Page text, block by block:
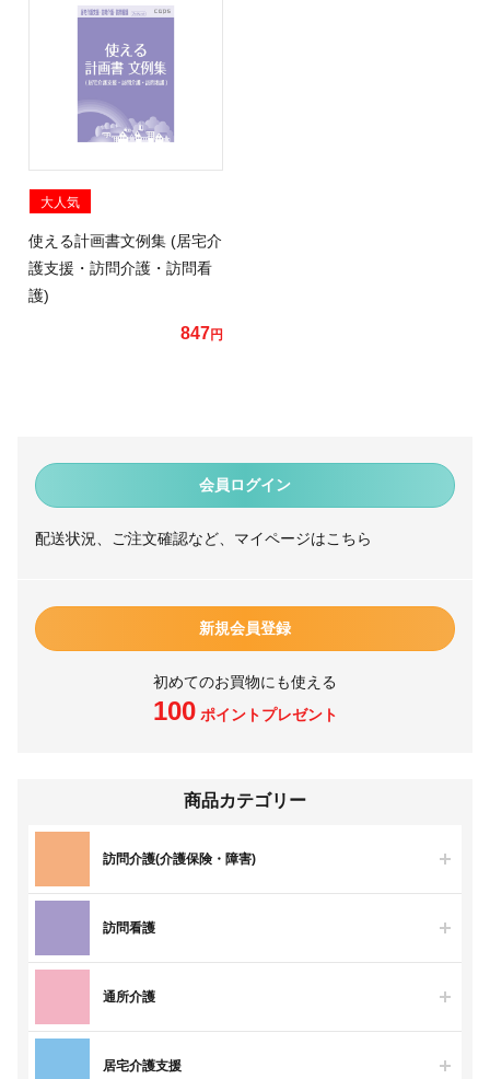
会員ログイン
配送状況、ご注文確認など、マイページはこちら
新規会員登録
初めてのお買物にも使える
100ポイントプレゼント
商品カテゴリー
訪問介護(介護保険・障害)
訪問看護
通所介護
居宅介護支援
大人気
使える計画書文例集 (居宅介
護支援・訪問介護・訪問看
護)
847円